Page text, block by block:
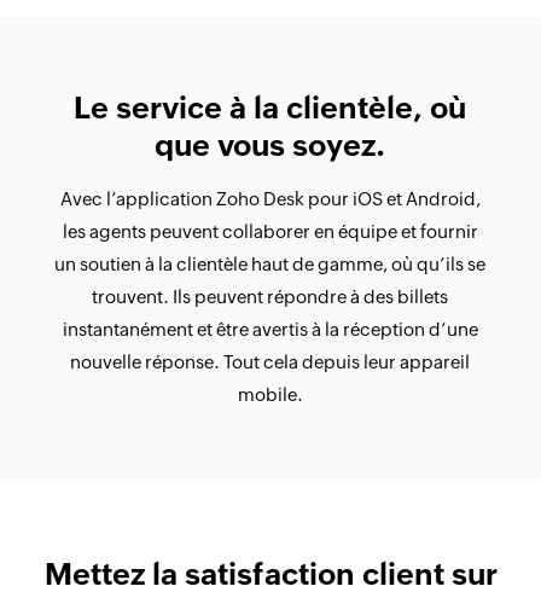
Le service à la clientèle, où
que vous soyez.
Avec l’application Zoho Desk pour iOS et Android,
les agents peuvent collaborer en équipe et fournir
un soutien à la clientèle haut de gamme, où qu’ils se
trouvent. Ils peuvent répondre à des billets
instantanément et être avertis à la réception d’une
nouvelle réponse. Tout cela depuis leur appareil
mobile.
Mettez la satisfaction client sur